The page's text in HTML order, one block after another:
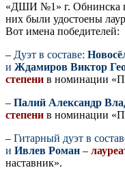
«ДШИ №1» г. Обнинска
них были удостоены
Вот имена победителей:
– Дуэт в составе:
и Ждамиров Виктор
степени в номинации
– Палий Александр
степени в номинации
– Гитарный дуэт в
и Ивлев Роман –
наставник».